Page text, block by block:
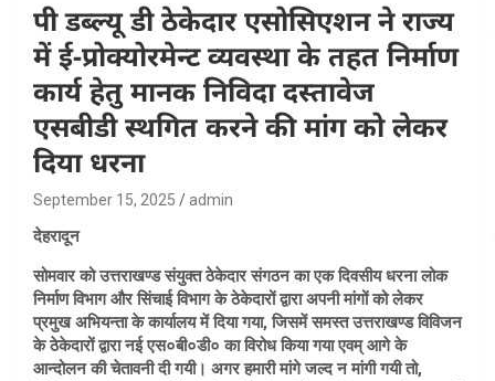
पी डब्ल्यू डी ठेकेदार एसोसिएशन ने राज्य
में ई-प्रोक्योरमेन्ट व्यवस्था के तहत निर्माण
कार्य हेतु मानक निविदा दस्तावेज
एसबीडी स्थगित करने की मांग को लेकर
दिया धरना
September 15, 2025 admin
देहरादून
सोमवार को उत्तराखण्ड संयुक्त ठेकेदार संगठन का एक दिवसीय धरना लोक
निर्माण विभाग और सिंचाई विभाग के ठेकेदारों द्वारा अपनी मांगों को लेकर
प्रमुख अभियन्ता के कार्यालय में दिया गया, जिसमें समस्त उत्तराखण्ड विविजन
के ठेकेदारों द्वारा नई एस०बी०डी० का विरोध किया गया एवम् आगे के
आन्दोलन की चेतावनी दी गयी। अगर हमारी मांगे जल्द न मांगी गयी तो,